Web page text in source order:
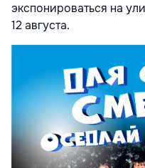
экспонироваться на
12 августа.